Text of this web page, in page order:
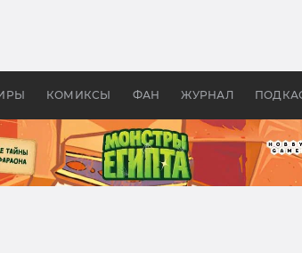
КОМИКСЫ ФАН ЖУРНАЛ
России —
бы «Властелина